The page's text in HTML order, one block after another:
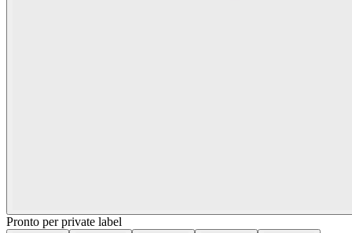
Pronto per private label